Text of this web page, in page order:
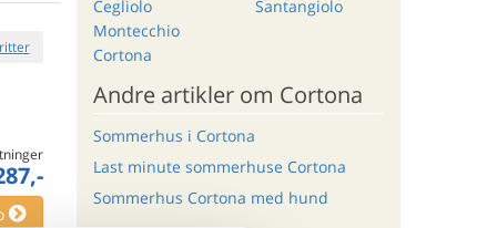
Cegliolo
Montecchio
Cortona
Santangiolo
Andre artikler om Cortona
Sommerhus i Cortona
Last minute sommerhuse Cortona
Sommerhus Cortona med hund